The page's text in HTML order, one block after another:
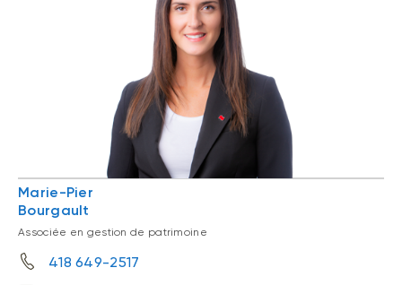
Marie-Pier
Bourgault
Associée en gestion de patrimoine
418 649-2517